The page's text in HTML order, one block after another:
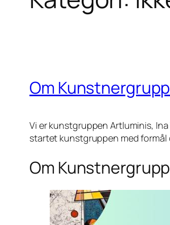
Om
Vi er kunstgruppen Artluminis,
startet kunstgruppen med
Om